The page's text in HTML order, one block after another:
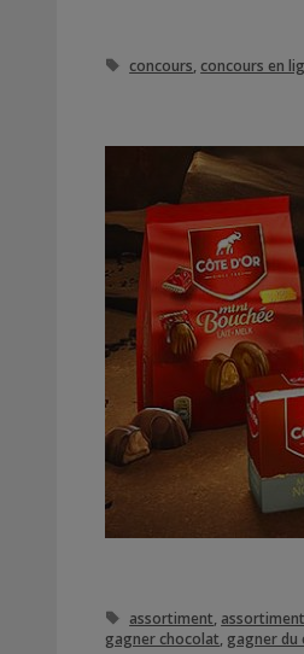
Étiquettes
concours concours en
Étiquettes
assortiment
gagner chocolat gagner du